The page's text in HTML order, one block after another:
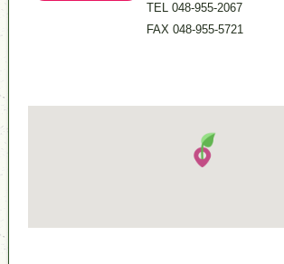
TEL 048-955-2067
FAX 048-955-5721